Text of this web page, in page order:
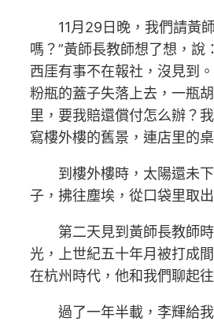
11月29日晚，我們請黃
嗎？”黃師長教師想了想，說
西厓有事不在報社，沒見到
粉瓶的蓋子失落上去，一瓶
里，要我賠還償付怎么辦？
寫樓外樓的舊景，連店里的
到樓外樓時，太陽還未
子，拂往塵埃，從口袋里取
第二天見到黃師長教師
光，上世紀五十年月被打成
在杭州時代，他和我們聊起
過了一年半載，李輝給